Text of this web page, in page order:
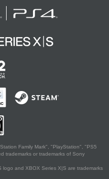
Family Mark", "PlayStation", "PS5
trademarks or trademarks of Sony
logo and XBOX Series X|S are trademarks